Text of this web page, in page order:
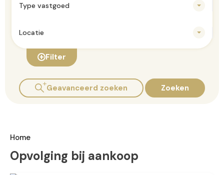
Type vastgoed
Locatie
Filter
Geavanceerd zoeken Zoeken
Home
Opvolging bij aankoop